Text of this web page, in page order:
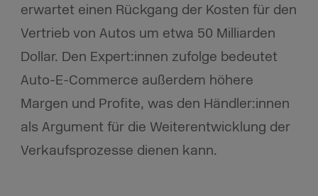
erwartet einen Rückgang der Kosten für den
Vertrieb von Autos um etwa 50 Milliarden
Dollar. Den Expert:innen zufolge bedeutet
Auto-E-Commerce außerdem höhere
Margen und Profite, was den Händler:innen
als Argument für die Weiterentwicklung der
Verkaufsprozesse dienen kann.